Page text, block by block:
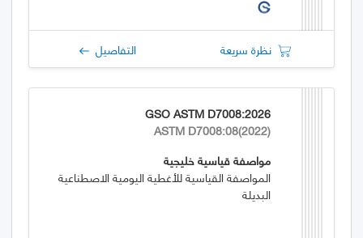
نظرة سريعة التفاصيل
GSO ASTM D7008:2026
ASTM D7008:08(2022)
مواصفة قياسية خليجية
المواصفة القياسية للأغطية اليومية الاصطناعية
البديلة